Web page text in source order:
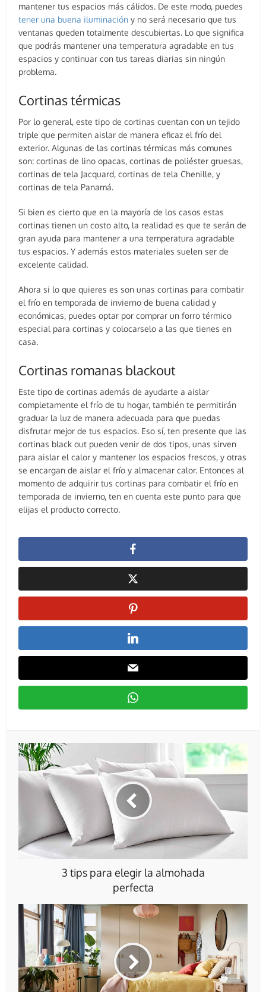
mantener tus espacios más cálidos. De este modo, puedes
tener una buena iluminación y no será necesario que tus
ventanas queden totalmente descubiertas. Lo que significa
que podrás mantener una temperatura agradable en tus
espacios y continuar con tus tareas diarias sin ningún
problema.
Cortinas térmicas
Por lo general, este tipo de cortinas cuentan con un tejido
triple que permiten aislar de manera eficaz el frío del
exterior. Algunas de las cortinas térmicas más comunes
son: cortinas de lino opacas, cortinas de poliéster gruesas,
cortinas de tela Jacquard, cortinas de tela Chenille, y
cortinas de tela Panamá.
Si bien es cierto que en la mayoría de los casos estas
cortinas tienen un costo alto, la realidad es que te serán de
gran ayuda para mantener a una temperatura agradable
tus espacios. Y además estos materiales suelen ser de
excelente calidad.
Ahora si lo que quieres es son unas cortinas para combatir
el frío en temporada de invierno de buena calidad y
económicas, puedes optar por comprar un forro térmico
especial para cortinas y colocarselo a las que tienes en
casa.
Cortinas romanas blackout
Este tipo de cortinas además de ayudarte a aislar
completamente el frío de tu hogar, también te permitirán
graduar la luz de manera adecuada para que puedas
disfrutar mejor de tus espacios. Eso sí, ten presente que las
cortinas black out pueden venir de dos tipos, unas sirven
para aislar el calor y mantener los espacios frescos, y otras
se encargan de aislar el frío y almacenar calor. Entonces al
momento de adquirir tus cortinas para combatir el frío en
temporada de invierno, ten en cuenta este punto para que
elijas el producto correcto.
3 tips para elegir la almohada
perfecta